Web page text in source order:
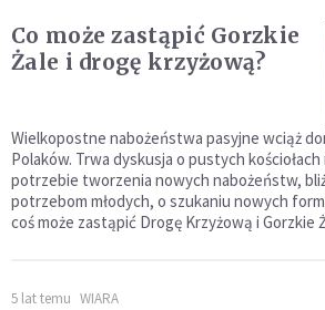
Co może zastąpić Gorzkie
Żale i drogę krzyżową?
Wielkopostne nabożeństwa pasyjne wciąż
Polaków. Trwa dyskusja o pustych
potrzebie tworzenia nowych nabożeństw,
potrzebom młodych, o szukaniu nowych
coś może zastąpić Drogę Krzyżową i Gorzkie
5 lat temu WIARA